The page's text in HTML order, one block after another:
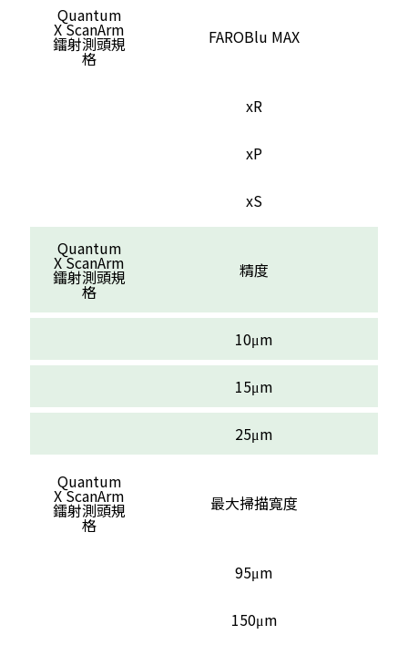
Quantum
X ScanArm
鐳射測頭規
格
FAROBlu MAX
xR
xP
xS
Quantum
X ScanArm
鐳射測頭規
格
精度
10μm
15μm
25μm
Quantum
X ScanArm
鐳射測頭規
格
最大掃描寬度
95μm
150μm